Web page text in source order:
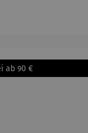
ab 90 €